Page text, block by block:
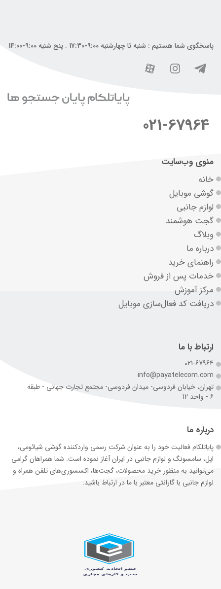
پاسخگوی شما هستیم : شنبه تا چهارشنبه 9:00-17:30 . پنج شنبه 9:00-14:00
021-67964
منوی وب‌سایت
خانه
گوشی موبایل
لوازم جانبی
گجت هوشمند
وبلاگ
درباره ما
راهنمای خرید
خدمات پس از فروش
مرکز آموزش
دریافت کد فعال‌سازی موبایل
ارتباط با ما
021-67964
info@payatelecom.com
تهران، خیابان فردوسی- میدان فردوسی- مجتمع تجارت جهانی - طبقه
6 - واحد 12
درباره ما
پایاتلکام فعالیت خود را به عنوان شرکت رسمی وارد‌کننده گوشی شیائومی،
اپل، سامسونگ و لوازم جانبی در ایران آغاز نموده است. شما همراهان گرامی
می‌توانید به منظور خرید محصولات، گجت‌ها، اکسسوری‌های تلفن همراه و
لوازم جانبی با گارانتی معتبر با ما در ارتباط باشید.